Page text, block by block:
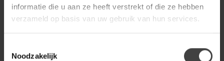
informatie die u aan ze heeft verstrekt of die ze hebben
verzameld op basis van uw gebruik van hun services.
Noodzakelijk
WOONSTIJL
WoonStijl Kapstok Panel hoog